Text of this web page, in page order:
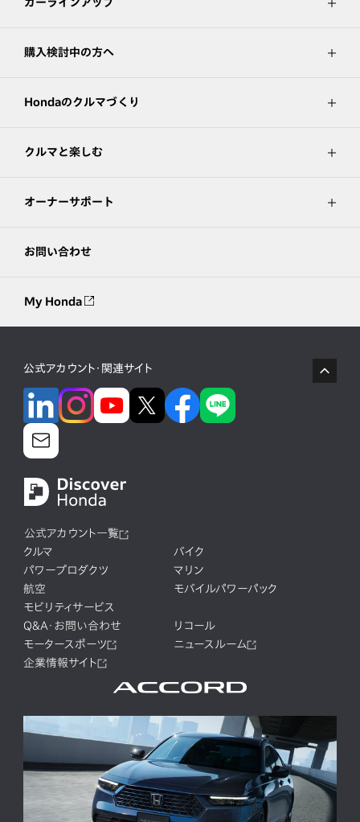
カーラインアップ
購入検討中の方へ
Hondaのクルマづくり
クルマと楽しむ
オーナーサポート
お問い合わせ
My Honda
公式アカウント・関連サイト
公式アカウント一覧
クルマ
バイク
パワープロダクツ
マリン
航空
モバイルパワーパック
モビリティサービス
Q&A・お問い合わせ
リコール
モータースポーツ
ニュースルーム
企業情報サイト